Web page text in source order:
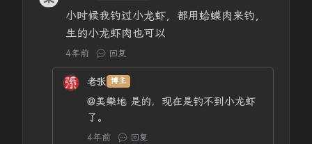
小时候我钓过小龙虾，都用蛤蟆肉来钓，
生的小龙虾肉也可以
4年前 回复
老张 博主
@美樂地 是的，现在是钓不到小龙虾
了。
4年前 回复